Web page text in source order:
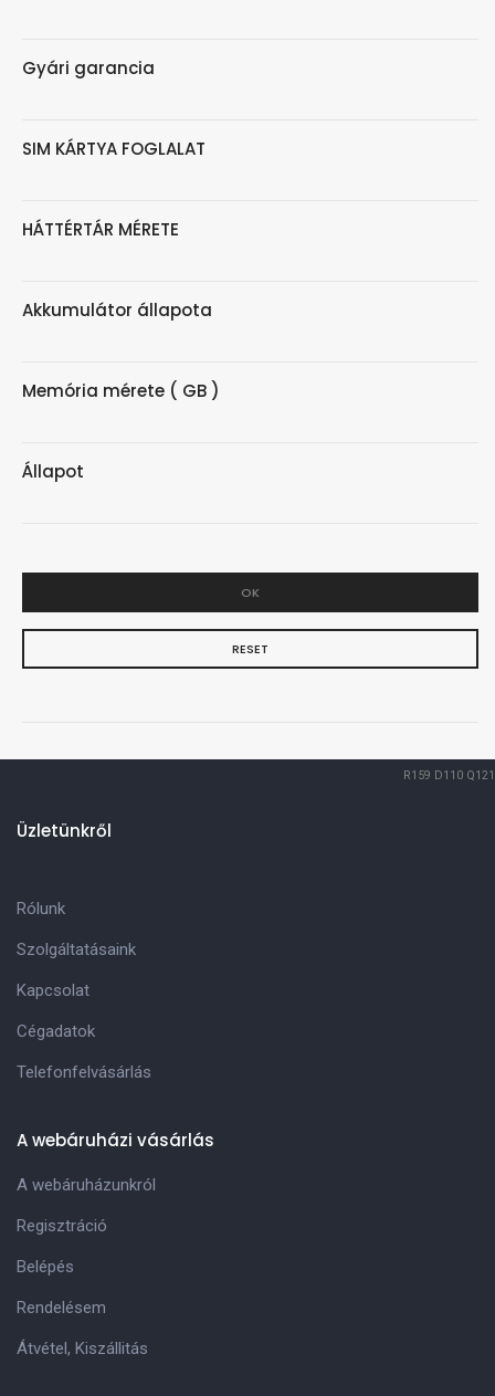
Gyári garancia
SIM KÁRTYA FOGLALAT
HÁTTÉRTÁR MÉRETE
Akkumulátor állapota
Memória mérete ( GB )
Állapot
OK
RESET
R159 D110 Q121
Üzletünkről
Rólunk
Szolgáltatásaink
Kapcsolat
Cégadatok
Telefonfelvásárlás
A webáruházi vásárlás
A webáruházunkról
Regisztráció
Belépés
Rendelésem
Átvétel, Kiszállitás